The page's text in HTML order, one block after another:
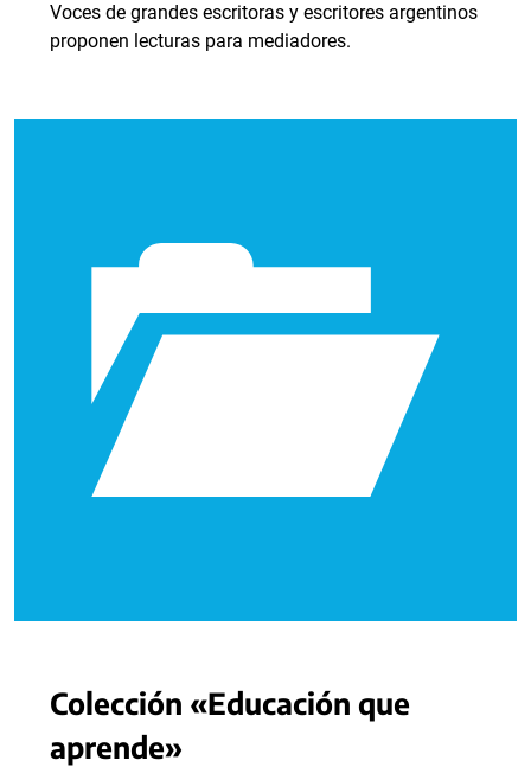
Voces de grandes escritoras y escritores argentinos
proponen lecturas para mediadores.
Colección «Educación que
aprende»